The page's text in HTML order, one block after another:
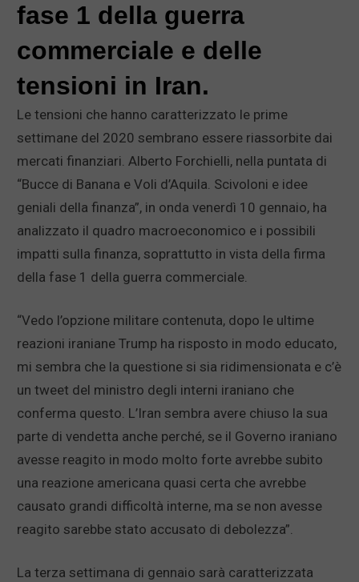
fase 1 della guerra
commerciale e delle
tensioni in Iran.
Le tensioni che hanno caratterizzato le prime
settimane del 2020 sembrano essere riassorbite dai
mercati finanziari. Alberto Forchielli, nella puntata di
“Bucce di Banana e Voli d’Aquila. Scivoloni e idee
geniali della finanza”, in onda venerdì 10 gennaio, ha
analizzato il quadro macroeconomico e i possibili
impatti sulla finanza, soprattutto in vista della firma
della fase 1 della guerra commerciale.
“Vedo l’opzione militare contenuta, dopo le ultime
reazioni iraniane Trump ha risposto in modo educato,
mi sembra che la questione si sia ridimensionata e c’è
un tweet del ministro degli interni iraniano che
conferma questo. L’Iran sembra avere chiuso la sua
parte di vendetta anche perché, se il Governo iraniano
avesse reagito in modo molto forte avrebbe subito
una reazione americana quasi certa che avrebbe
causato grandi difficoltà interne, ma se non avesse
reagito sarebbe stato accusato di debolezza”.
La terza settimana di gennaio sarà caratterizzata